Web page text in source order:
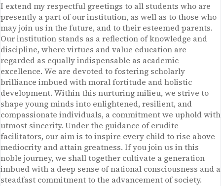
I extend my respectful greetings to all students who are
presently a part of our institution, as well as to those who
may join us in the future, and to their esteemed parents.
Our institution stands as a reflection of knowledge and
discipline, where virtues and value education are
regarded as equally indispensable as academic
excellence. We are devoted to fostering scholarly
brilliance imbued with moral fortitude and holistic
development. Within this nurturing milieu, we strive to
shape young minds into enlightened, resilient, and
compassionate individuals, a commitment we uphold with
utmost sincerity. Under the guidance of erudite
facilitators, our aim is to inspire every child to rise above
mediocrity and attain greatness. If you join us in this
noble journey, we shall together cultivate a generation
imbued with a deep sense of national consciousness and a
steadfast commitment to the advancement of society.